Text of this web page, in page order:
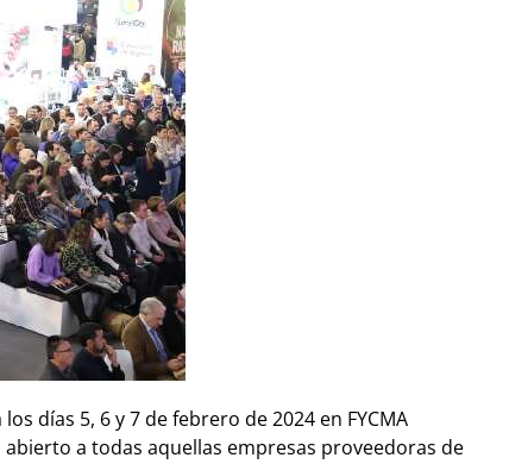
días 5, 6 y 7 de febrero de 2024 en FYCMA
abierto a todas aquellas empresas proveedoras de